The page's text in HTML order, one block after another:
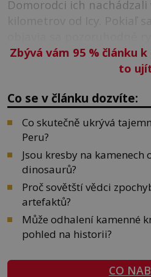
Domorodci ich
kilometrov od Icy. Pokiaľ
Zbývá vám 95 %článku k
to
Co se v článku dozvíte:
Co skutečně ukrývá
Peru?
Jsou kresby na kamenech
dinosaurů?
Proč sovětští vědci
artefaktů?
Může odhalení kamenné
pohled na historii?
CO